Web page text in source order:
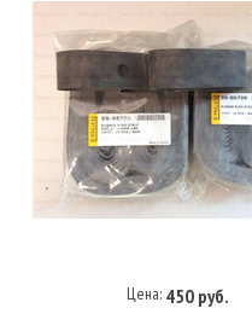
В корзину
Цена: 450 руб.